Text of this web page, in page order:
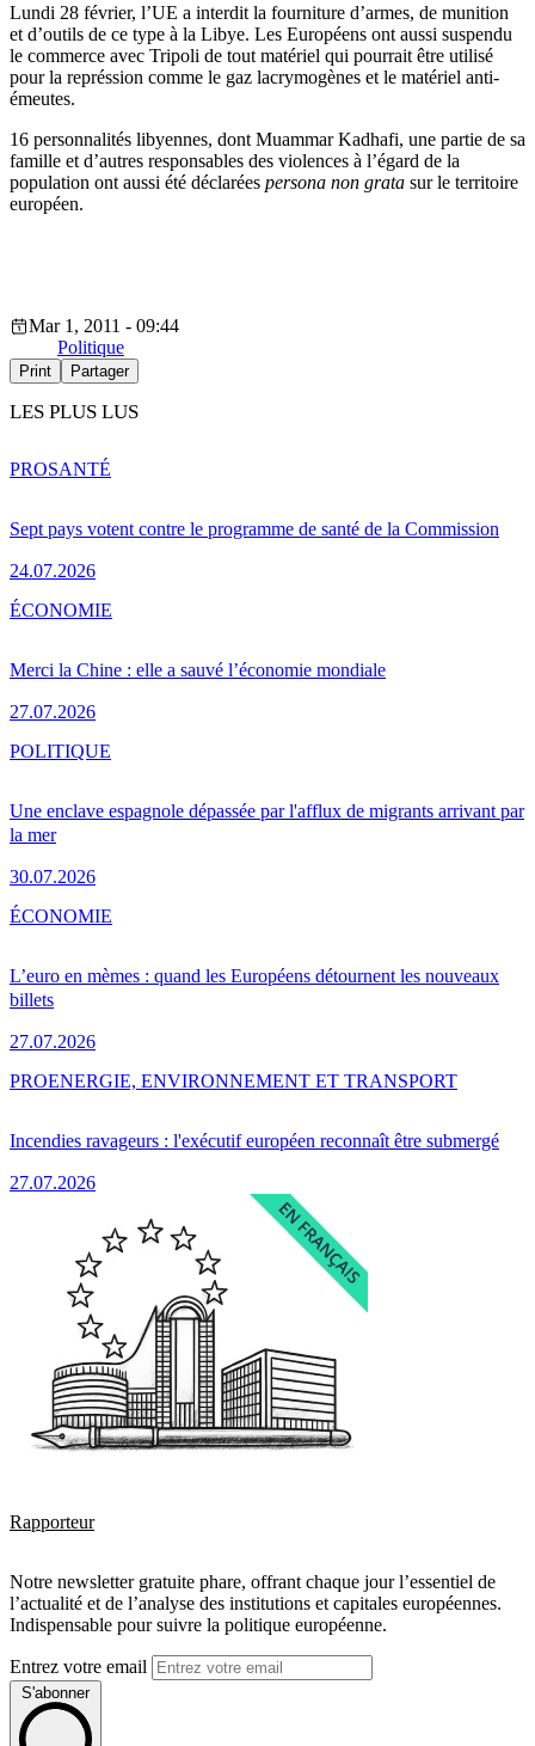
Lundi 28 février, l’UE a interdit la fourniture d’armes, de munition
et d’outils de ce type à la Libye. Les Européens ont aussi suspendu
le commerce avec Tripoli de tout matériel qui pourrait être utilisé
pour la représsion comme le gaz lacrymogènes et le matériel anti-
émeutes.
16 personnalités libyennes, dont Muammar Kadhafi, une partie de sa
famille et d’autres responsables des violences à l’égard de la
population ont aussi été déclarées persona non grata sur le territoire
européen.
Mar 1, 2011 - 09:44
Politique
Print Partager
LES PLUS LUS
Sept pays votent contre le programme de santé de la Commission
24.07.2026
PROSANTÉ
Merci la Chine : elle a sauvé l’économie mondiale
27.07.2026
ÉCONOMIE
Une enclave espagnole dépassée par l'afflux de migrants arrivant par
la mer
30.07.2026
POLITIQUE
L’euro en mèmes : quand les Européens détournent les nouveaux
billets
27.07.2026
ÉCONOMIE
Incendies ravageurs : l'exécutif européen reconnaît être submergé
27.07.2026
PROENERGIE, ENVIRONNEMENT ET TRANSPORT
Rapporteur
Notre newsletter gratuite phare, offrant chaque jour l’essentiel de
l’actualité et de l’analyse des institutions et capitales européennes.
Indispensable pour suivre la politique européenne.
Entrez votre email
S'abonner